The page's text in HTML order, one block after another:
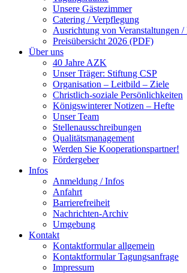
Unsere Gästezimmer
Catering / Verpflegung
Ausrichtung von Veranstaltungen /
Preisübersicht 2026 (PDF)
Über uns
40 Jahre AZK
Unser Träger: Stiftung CSP
Organisation – Leitbild – Ziele
Christlich-soziale Persönlichkeiten
Königswinterer Notizen – Hefte
Unser Team
Stellenausschreibungen
Qualitätsmanagement
Werden Sie Kooperationspartner!
Fördergeber
Infos
Anmeldung / Infos
Anfahrt
Barrierefreiheit
Nachrichten-Archiv
Umgebung
Kontakt
Kontaktformular allgemein
Kontaktformular Tagungsanfrage
Impressum